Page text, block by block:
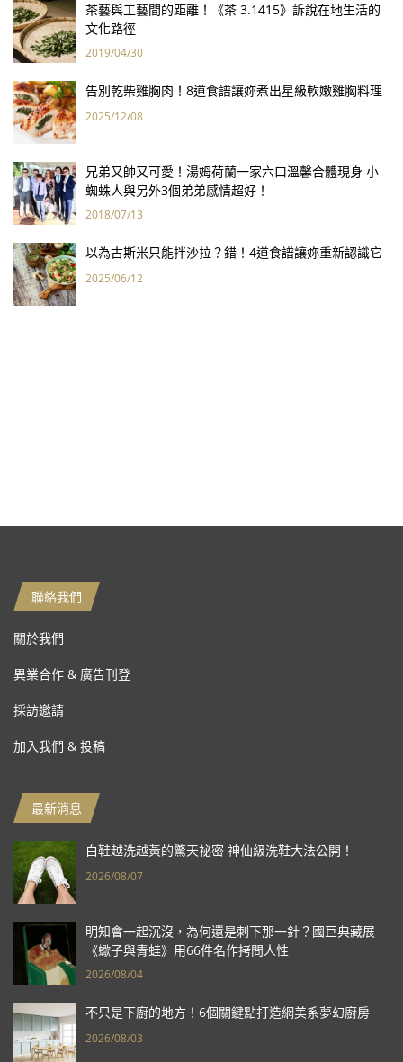
茶藝與工藝間的距離！《茶 3.1415》訴說在地生活的
文化路徑
2019/04/30
告別乾柴雞胸肉！8道食譜讓妳煮出星級軟嫩雞胸料理
2025/12/08
兄弟又帥又可愛！湯姆荷蘭一家六口溫馨合體現身 小
蜘蛛人與另外3個弟弟感情超好！
2018/07/13
以為古斯米只能拌沙拉？錯！4道食譜讓妳重新認識它
2025/06/12
聯絡我們
關於我們
異業合作 & 廣告刊登
採訪邀請
加入我們 & 投稿
最新消息
白鞋越洗越黃的驚天祕密 神仙級洗鞋大法公開！
2026/08/07
明知會一起沉沒，為何還是刺下那一針？國巨典藏展
《蠍子與青蛙》用66件名作拷問人性
2026/08/04
不只是下廚的地方！6個關鍵點打造網美系夢幻廚房
2026/08/03